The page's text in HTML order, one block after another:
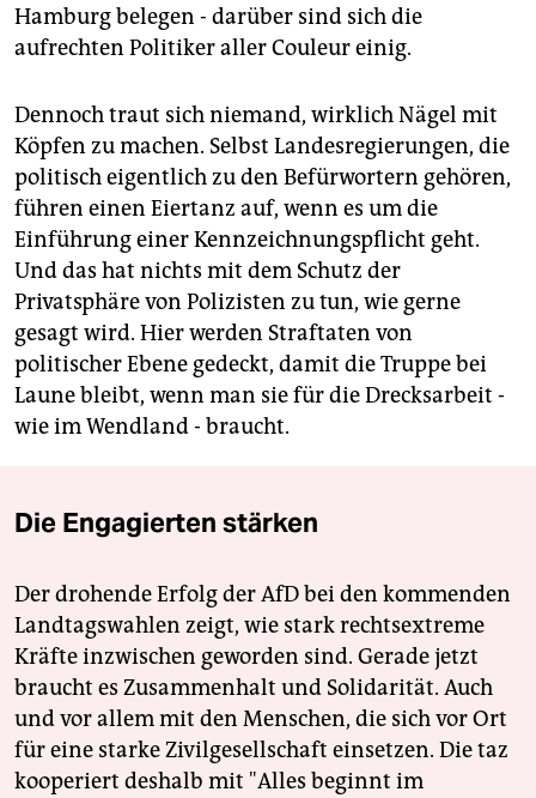
Hamburg belegen - darüber sind sich die
aufrechten Politiker aller Couleur einig.
Dennoch traut sich niemand, wirklich Nägel mit
Köpfen zu machen. Selbst Landesregierungen, die
politisch eigentlich zu den Befürwortern gehören,
führen einen Eiertanz auf, wenn es um die
Einführung einer Kennzeichnungspflicht geht.
Und das hat nichts mit dem Schutz der
Privatsphäre von Polizisten zu tun, wie gerne
gesagt wird. Hier werden Straftaten von
politischer Ebene gedeckt, damit die Truppe bei
Laune bleibt, wenn man sie für die Drecksarbeit -
wie im Wendland - braucht.
Die Engagierten stärken
Der drohende Erfolg der AfD bei den kommenden
Landtagswahlen zeigt, wie stark rechtsextreme
Kräfte inzwischen geworden sind. Gerade jetzt
braucht es Zusammenhalt und Solidarität. Auch
und vor allem mit den Menschen, die sich vor Ort
für eine starke Zivilgesellschaft einsetzen. Die taz
kooperiert deshalb mit "Alles beginnt im